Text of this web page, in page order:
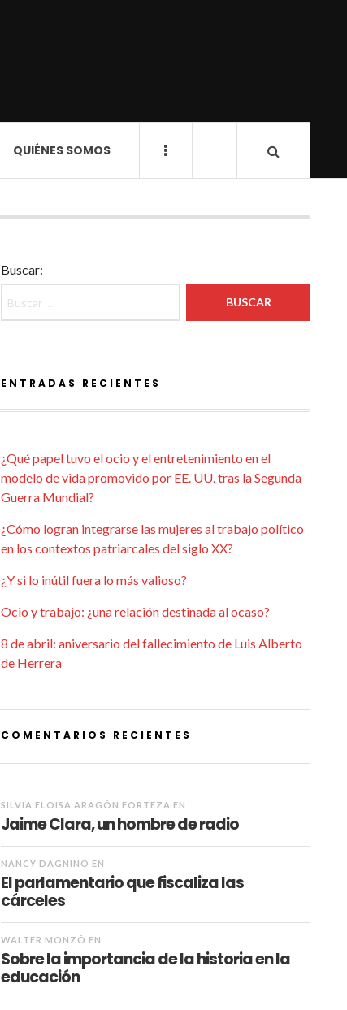
QUIÉNES SOMOS
Buscar:
ENTRADAS RECIENTES
¿Qué papel tuvo el ocio y el entretenimiento en el
modelo de vida promovido por EE. UU. tras la Segunda
Guerra Mundial?
¿Cómo logran integrarse las mujeres al trabajo político
en los contextos patriarcales del siglo XX?
¿Y si lo inútil fuera lo más valioso?
Ocio y trabajo: ¿una relación destinada al ocaso?
8 de abril: aniversario del fallecimiento de Luis Alberto
de Herrera
COMENTARIOS RECIENTES
SILVIA ELOISA ARAGÓN FORTEZA EN
Jaime Clara, un hombre de radio
NANCY DAGNINO EN
El parlamentario que fiscaliza las
cárceles
WALTER MONZÓ EN
Sobre la importancia de la historia en la
educación